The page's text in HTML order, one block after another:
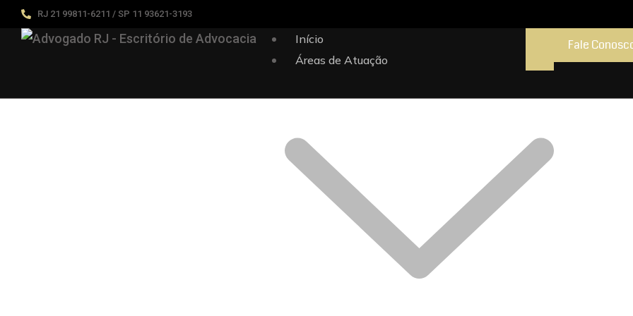
RJ 21 99811-6211 / SP 11 93621-3193
Início
Áreas de Atuação
Fale